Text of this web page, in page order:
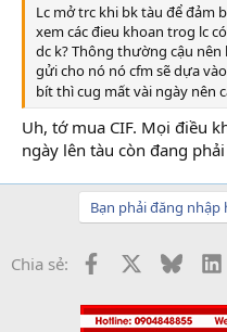
Lc mở trc khi bk tàu để đảm
xem các đieu khoan trog lc
dc k? Thông thường cậu
gửi cho nó nó cfm sẽ dựa
bít thì cug mất vài ngày nên
Uh, tớ mua CIF. Mọi điều
ngày lên tàu còn đang
Bạn phải đăng nhập
Chia sẻ: Facebook